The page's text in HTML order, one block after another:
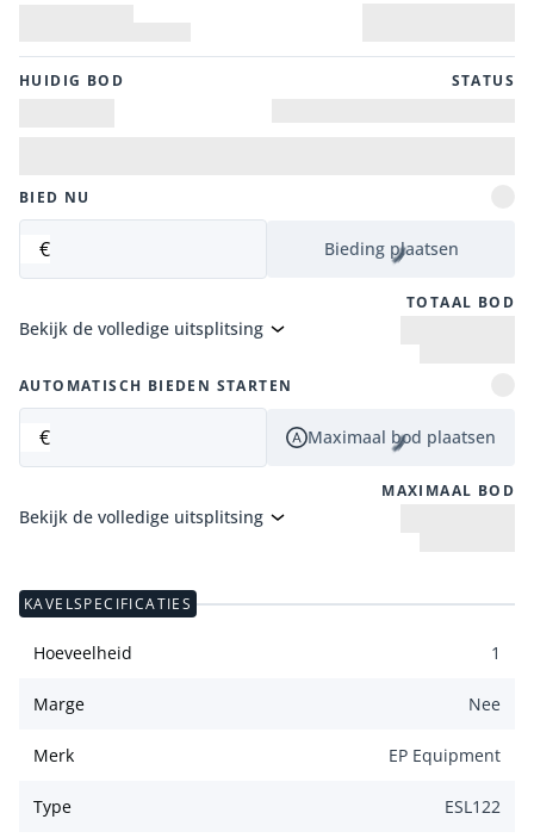
HUIDIG ​​BOD STATUS
BIED NU
€ Bieding plaatsen
TOTAAL BOD
Bekijk de volledige uitsplitsing
AUTOMATISCH BIEDEN STARTEN
€ Maximaal bod plaatsen
MAXIMAAL BOD
Bekijk de volledige uitsplitsing
KAVELSPECIFICATIES
Hoeveelheid 1
Marge Nee
Merk EP Equipment
Type ESL122